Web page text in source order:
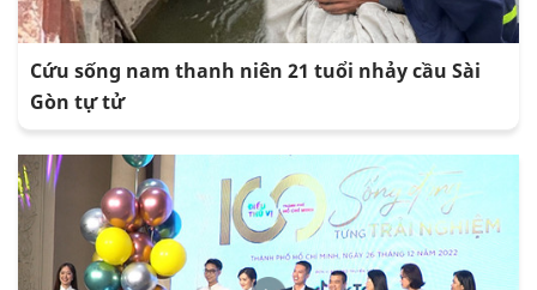
Cứu sống nam thanh niên 21 tuổi nhảy cầu Sài
Gòn tự tử